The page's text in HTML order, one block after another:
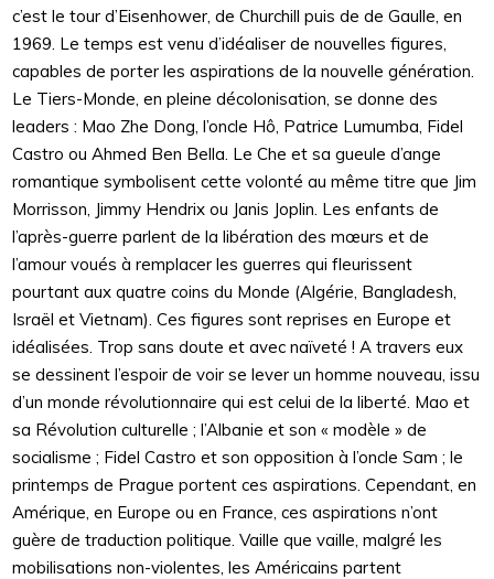
c’est le tour d’Eisenhower, de Churchill puis de de Gaulle, en
1969. Le temps est venu d’idéaliser de nouvelles figures,
capables de porter les aspirations de la nouvelle génération.
Le Tiers-Monde, en pleine décolonisation, se donne des
leaders : Mao Zhe Dong, l’oncle Hô, Patrice Lumumba, Fidel
Castro ou Ahmed Ben Bella. Le Che et sa gueule d’ange
romantique symbolisent cette volonté au même titre que Jim
Morrisson, Jimmy Hendrix ou Janis Joplin. Les enfants de
l’après-guerre parlent de la libération des mœurs et de
l’amour voués à remplacer les guerres qui fleurissent
pourtant aux quatre coins du Monde (Algérie, Bangladesh,
Israël et Vietnam). Ces figures sont reprises en Europe et
idéalisées. Trop sans doute et avec naïveté ! A travers eux
se dessinent l’espoir de voir se lever un homme nouveau, issu
d’un monde révolutionnaire qui est celui de la liberté. Mao et
sa Révolution culturelle ; l’Albanie et son « modèle » de
socialisme ; Fidel Castro et son opposition à l’oncle Sam ; le
printemps de Prague portent ces aspirations. Cependant, en
Amérique, en Europe ou en France, ces aspirations n’ont
guère de traduction politique. Vaille que vaille, malgré les
mobilisations non-violentes, les Américains partent